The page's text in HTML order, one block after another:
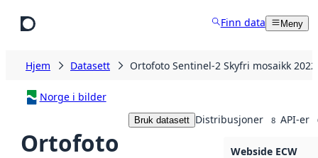
Finn data Meny
Hjem Datasett Ortofoto Sentinel-2 Skyfri mosaikk 2022
Norge i bilder
Ortofoto
Bruk datasett Distribusjoner 8 API-er
Webside ECW